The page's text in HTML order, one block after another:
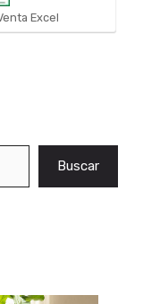
Excel
Buscar